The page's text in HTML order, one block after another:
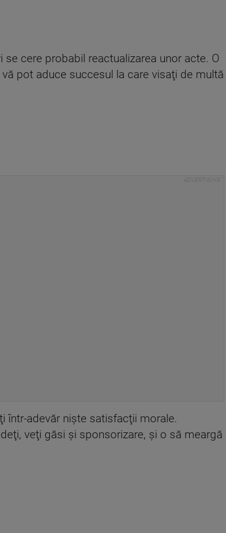
cere probabil reactualizarea unor acte. O
pot aduce succesul la care visaţi de multă
într-adevăr nişte satisfacţii morale.
veţi găsi şi sponsorizare, şi o să meargă